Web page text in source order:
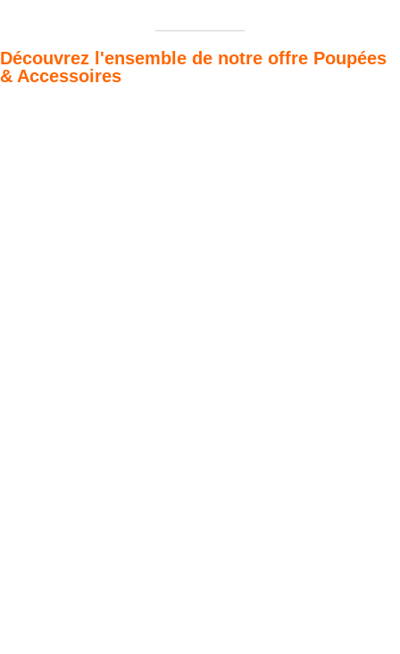
Découvrez l'ensemble de notre offre Poupées
& Accessoires